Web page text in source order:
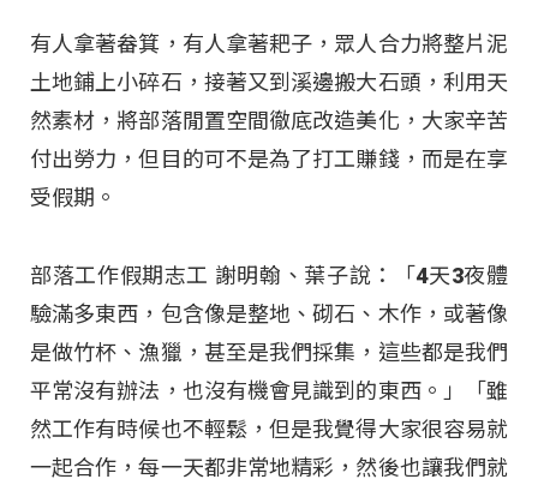
有人拿著畚箕，有人拿著耙子，眾人合力將整片泥
土地鋪上小碎石，接著又到溪邊搬大石頭，利用天
然素材，將部落閒置空間徹底改造美化，大家辛苦
付出勞力，但目的可不是為了打工賺錢，而是在享
受假期。
部落工作假期志工 謝明翰、葉子說：「4天3夜體
驗滿多東西，包含像是整地、砌石、木作，或著像
是做竹杯、漁獵，甚至是我們採集，這些都是我們
平常沒有辦法，也沒有機會見識到的東西。」「雖
然工作有時候也不輕鬆，但是我覺得大家很容易就
一起合作，每一天都非常地精彩，然後也讓我們就